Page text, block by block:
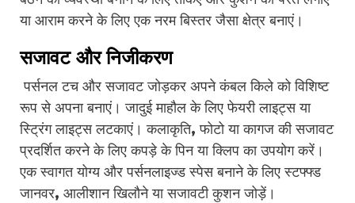
या आराम करने के लिए एक नरम बिस्तर जैसा क्षेत्र बनाएं।
सजावट और निजीकरण
पर्सनल टच और सजावट जोड़कर अपने कंबल किले को विशिष्ट
रूप से अपना बनाएं। जादुई माहौल के लिए फेयरी लाइट्स या
स्ट्रिंग लाइट्स लटकाएं। कलाकृति, फोटो या कागज की सजावट
प्रदर्शित करने के लिए कपड़े के पिन या क्लिप का उपयोग करें।
एक स्वागत योग्य और पर्सनलाइज्ड स्पेस बनाने के लिए स्टफ्फ्ड
जानवर, आलीशान खिलौने या सजावटी कुशन जोड़ें।